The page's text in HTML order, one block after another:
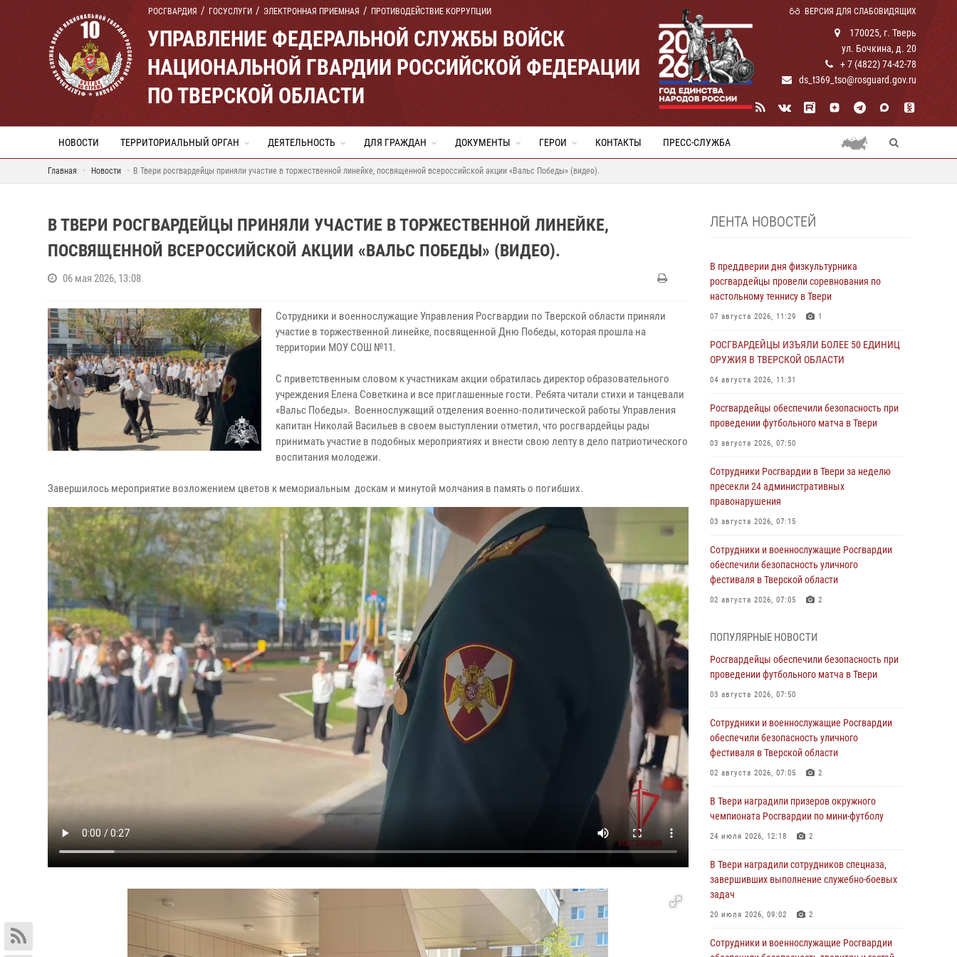
РОСГВАРДИЯ ГОСУСЛУГИ ЭЛЕКТРОННАЯ ПРИЕМНАЯ ПРОТИВОДЕЙСТВИЕ КОРРУПЦИИ ВЕРСИЯ ДЛЯ СЛАБОВИДЯЩИХ
УПРАВЛЕНИЕ ФЕДЕРАЛЬНОЙ СЛУЖБЫ ВОЙСК
НАЦИОНАЛЬНОЙ ГВАРДИИ РОССИЙСКОЙ ФЕДЕРАЦИИ
ПО ТВЕРСКОЙ ОБЛАСТИ
170025, г. Тверь
ул. Бочкина, д. 20
+ 7 (4822) 74-42-78
ds_t369_tso@rosguard.gov.ru
НОВОСТИ ТЕРРИТОРИАЛЬНЫЙ ОРГАН ДЕЯТЕЛЬНОСТЬ ДЛЯ ГРАЖДАН ДОКУМЕНТЫ ГЕРОИ КОНТАКТЫ ПРЕСС-СЛУЖБА
Главная Новости В Твери росгвардейцы приняли участие в торжественной линейке, посвященной всероссийской акции «Вальс Победы» (видео).
В ТВЕРИ РОСГВАРДЕЙЦЫ ПРИНЯЛИ УЧАСТИЕ В ТОРЖЕСТВЕННОЙ ЛИНЕЙКЕ,
ПОСВЯЩЕННОЙ ВСЕРОССИЙСКОЙ АКЦИИ «ВАЛЬС ПОБЕДЫ» (ВИДЕО).
06 мая 2026, 13:08
Сотрудники и военнослужащие Управления Росгвардии по Тверской области приняли
участие в торжественной линейке, посвященной Дню Победы, которая прошла на
территории МОУ СОШ №11.
С приветственным словом к участникам акции обратилась директор образовательного
учреждения Елена Советкина и все приглашенные гости. Ребята читали стихи и танцевали
«Вальс Победы». Военнослужащий отделения военно-политической работы Управления
капитан Николай Васильев в своем выступлении отметил, что росгвардейцы рады
принимать участие в подобных мероприятиях и внести свою лепту в дело патриотического
воспитания молодежи.
Завершилось мероприятие возложением цветов к мемориальным доскам и минутой молчания в память о погибших.
ЛЕНТА НОВОСТЕЙ
В преддверии дня физкультурника
росгвардейцы провели соревнования по
настольному теннису в Твери
07 августа 2026, 11:29 1
РОСГВАРДЕЙЦЫ ИЗЪЯЛИ БОЛЕЕ 50 ЕДИНИЦ
ОРУЖИЯ В ТВЕРСКОЙ ОБЛАСТИ
04 августа 2026, 11:31
Росгвардейцы обеспечили безопасность при
проведении футбольного матча в Твери
03 августа 2026, 07:50
Сотрудники Росгвардии в Твери за неделю
пресекли 24 административных
правонарушения
03 августа 2026, 07:15
Сотрудники и военнослужащие Росгвардии
обеспечили безопасность уличного
фестиваля в Тверской области
02 августа 2026, 07:05 2
Росгвардии Героя России генерала армии
Виктора Золотова с заместителем
полномочного представителя Президента
31 июля 2026, 05:42 4
Росгвардейцы в Твери приняли участие в
молебне, посвященном Дню Крещения Руси
Сотрудники вневедомственной охраны
совершили 250 выездов и пресекли 20
области
27 июля 2026, 08:29
В Твери наградили призеров окружного
24 июля 2026, 12:18 2
ПОПУЛЯРНЫЕ НОВОСТИ
Росгвардейцы обеспечили безопасность при
проведении футбольного матча в Твери
03 августа 2026, 07:50
Сотрудники и военнослужащие Росгвардии
обеспечили безопасность уличного
фестиваля в Тверской области
02 августа 2026, 07:05 2
В Твери наградили призеров окружного
чемпионата Росгвардии по мини-футболу
24 июля 2026, 12:18 2
В Твери наградили сотрудников спецназа,
завершивших выполнение служебно-боевых
задач
20 июля 2026, 09:02 2
Сотрудники и военнослужащие Росгвардии